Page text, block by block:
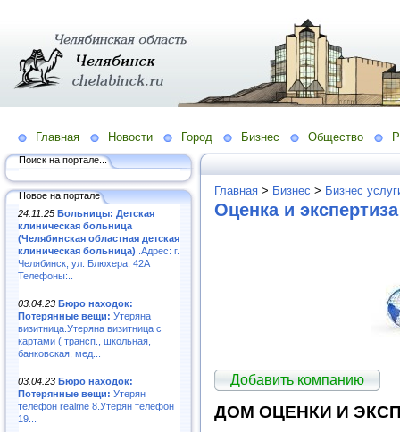
Главная Новости Город Бизнес Общество
Поиск на портале...
Новое на портале
24.11.25 Больницы: Детская
клиническая больница
(Челябинская областная детская
клиническая больница) .Адрес: г.
Челябинск, ул. Блюхера, 42А
Телефоны:..
03.04.23 Бюро находок:
Потерянные вещи: Утеряна
визитница.Утеряна визитница с
картами ( трансп., школьная,
банковская, мед...
03.04.23 Бюро находок:
Потерянные вещи: Утерян
телефон realme 8.Утерян телефон
19...
Главная > Бизнес > Бизнес
Оценка и экспертиза
Добавить компанию
ДОМ ОЦЕНКИ И